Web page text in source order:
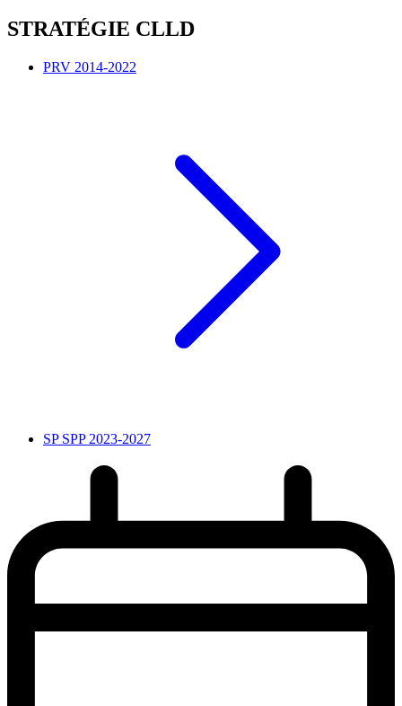
STRATÉGIE CLLD
PRV 2014-2022
SP SPP 2023-2027